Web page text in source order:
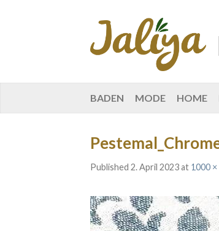
BADEN MODE HOME
Published 2. April 2023at 1000 ×